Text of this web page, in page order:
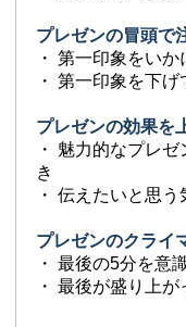
プレゼンの冒頭で
・ 第一印象をい
・ 第一印象を下
プレゼンの効果を
・ 魅力的なプレ
き
・ 伝えたいと思
プレゼンのクライ
・ 最後の5分を意
・ 最後が盛り上